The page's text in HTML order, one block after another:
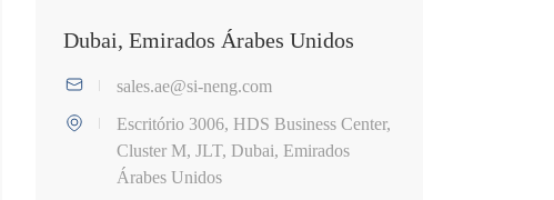
Dubai, Emirados Árabes Unidos
sales.ae@si-neng.com
Escritório 3006, HDS Business Center,
Cluster M, JLT, Dubai, Emirados
Árabes Unidos